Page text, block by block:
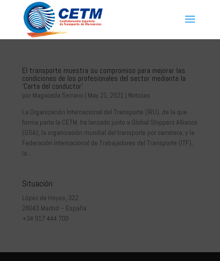
El transporte muestra su compromiso para mejorar las
condiciones de los profesionales del sector mediante la
‘Carta del conductor’
por Magaceda Serrano | May 21, 2021 | Noticias
La Organización Internacional del Transporte (IRU), de la que
forma parte la CETM, ha lanzado junto a Global Shippers Alliance
(GSA), la organización mundial del transporte por carretera, y la
Federación Internacional de Trabajadores del Transporte (ITF),
la...
Situación
López de Hoyos, 322
28043 Madrid – España
+34 917 444 700